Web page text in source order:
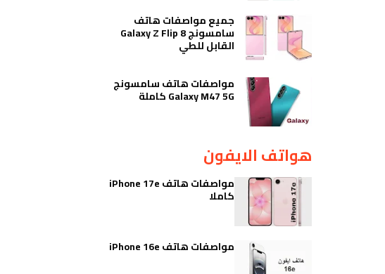
جميع مواصفات هاتف
سامسونج Galaxy Z Flip 8
القابل للطي
مواصفات هاتف سامسونج
Galaxy M47 5G كاملة
هواتف الايفون
مواصفات هاتف iPhone 17e
كاملا
مواصفات هاتف iPhone 16e